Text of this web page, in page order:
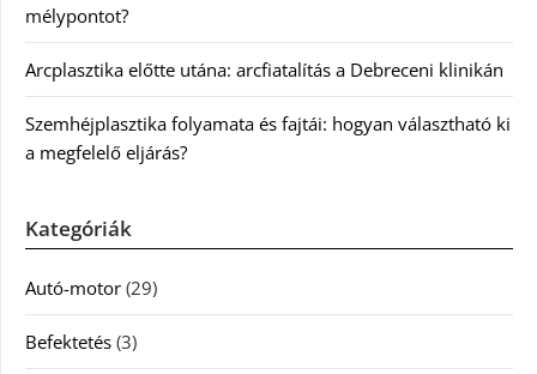
mélypontot?
Arcplasztika előtte utána: arcfiatalítás a Debreceni klinikán
Szemhéjplasztika folyamata és fajtái: hogyan választható ki
a megfelelő eljárás?
Kategóriák
Autó-motor (29)
Befektetés (3)